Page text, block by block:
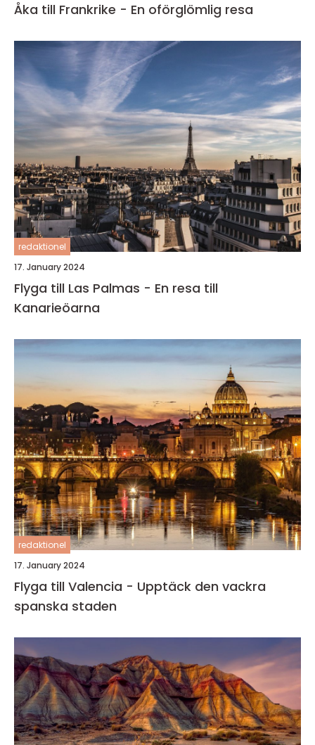
Åka till Frankrike - En oförglömlig resa
redaktionel
17. January 2024
Flyga till Las Palmas - En resa till
Kanarieöarna
redaktionel
17. January 2024
Flyga till Valencia - Upptäck den vackra
spanska staden